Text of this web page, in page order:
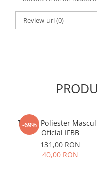
Review-uri(0)
-69%
Tricou Poliester
Oficial IFBB
131,00 RON
40,00 RON